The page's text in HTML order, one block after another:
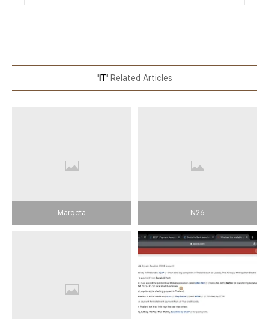
'IT'Related Articles
Marqeta N26